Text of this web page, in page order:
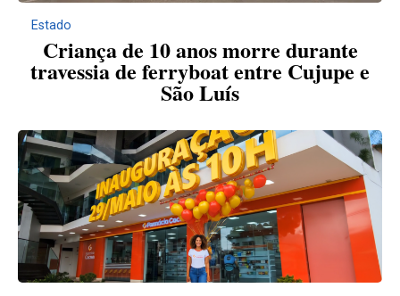
Estado
Criança de 10 anos morre durante
travessia de ferryboat entre Cujupe e
São Luís